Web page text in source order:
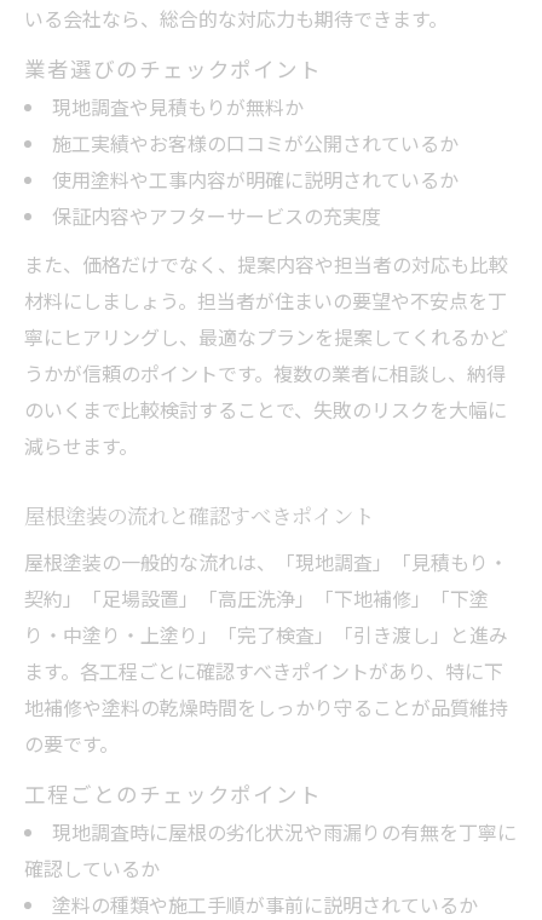
いる会社なら、総合的な対応力も期待できます。
業者選びのチェックポイント
現地調査や見積もりが無料か
施工実績やお客様の口コミが公開されているか
使用塗料や工事内容が明確に説明されているか
保証内容やアフターサービスの充実度
また、価格だけでなく、提案内容や担当者の対応も比較
材料にしましょう。担当者が住まいの要望や不安点を丁
寧にヒアリングし、最適なプランを提案してくれるかど
うかが信頼のポイントです。複数の業者に相談し、納得
のいくまで比較検討することで、失敗のリスクを大幅に
減らせます。
屋根塗装の流れと確認すべきポイント
屋根塗装の一般的な流れは、「現地調査」「見積もり・
契約」「足場設置」「高圧洗浄」「下地補修」「下塗
り・中塗り・上塗り」「完了検査」「引き渡し」と進み
ます。各工程ごとに確認すべきポイントがあり、特に下
地補修や塗料の乾燥時間をしっかり守ることが品質維持
の要です。
工程ごとのチェックポイント
現地調査時に屋根の劣化状況や雨漏りの有無を丁寧に
確認しているか
塗料の種類や施工手順が事前に説明されているか